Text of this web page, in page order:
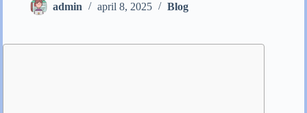
admin april 8, 2025 Blog